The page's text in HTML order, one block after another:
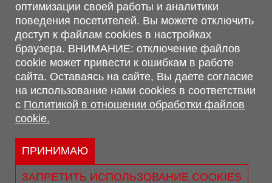
г. Минск, Минский р-н, п. Привольный, ул. Мира, 20А,
223062
г. Брест, ул. Лейтенанта Рябцева, 108 В, 224701
Обращаем Ваше внимание, что вся предоставленная на сайте
информация, касающаяся комплектаций, технических
характеристик, цветовых сочетаний, а также стоимости и
сервисного обслуживания носит информационный характер и
не является публичной офертой, определяемой п.2 ст.407
Гражданского кодекса Республики Беларусь.
Политика обработки персональных данных
Политикой в отношении обработки файлов cookie.
оптимизации своей работы и аналитики
поведения посетителей. Вы можете отключить
доступ к файлам cookies в настройках
браузера. ВНИМАНИЕ: отключение файлов
cookie может привести к ошибкам в работе
сайта. Оставаясь на сайте, Вы даете согласие
на использование нами cookies в соответствии
с Политикой в отношении обработки файлов
cookie.
ПРИНИМАЮ
ЗАПРЕТИТЬ ИСПОЛЬЗОВАНИЕ COOKIES